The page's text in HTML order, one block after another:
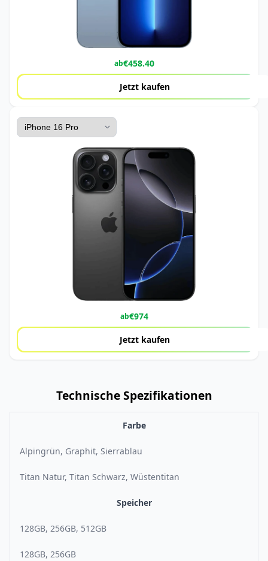
ab€458.40
Jetzt kaufen
ab€974
Jetzt kaufen
Technische Spezifikationen
Farbe
Alpingrün, Graphit, Sierrablau
Titan Natur, Titan Schwarz, Wüstentitan
Speicher
128GB, 256GB, 512GB
128GB, 256GB